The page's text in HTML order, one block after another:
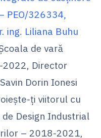
PEO/326334,
ing. Liliana Buhu
de vară
2022, Director
Dorin Ionesi
ți viitorul cu
Design Industrial
– 2018-2021,